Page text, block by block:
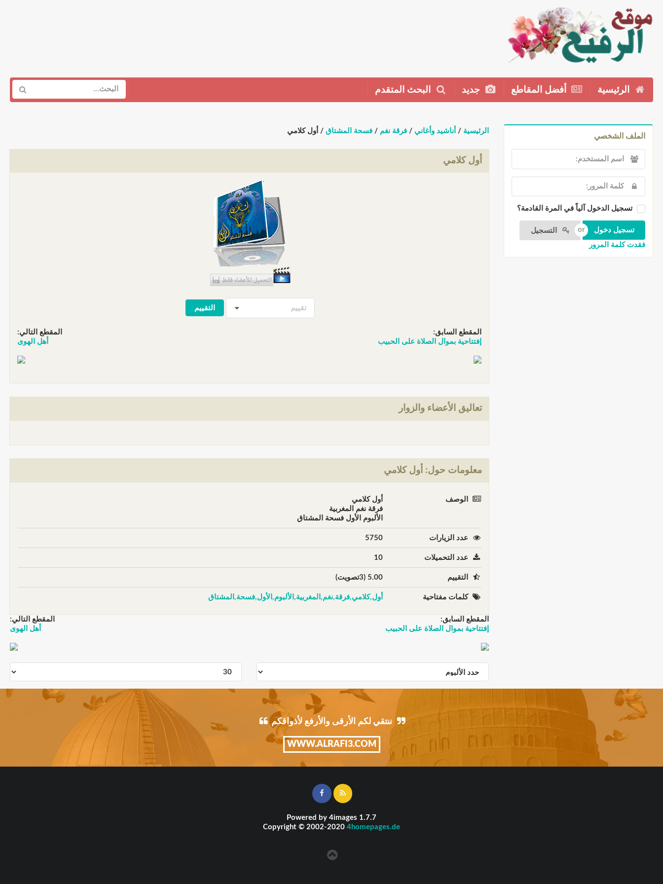
الرئيسية أفضل المقاطع جديد البحث المتقدم
الملف الشخصي
تسجيل الدخول آلياً في المرة القادمة؟
التسجيل
فقدت كلمة المرور
الرئيسية / أناشيد وأغاني /فرقة نغم /فسحة المشتاق / أول كلامي
أول كلامي
تقييم
المقطع السابق:
إفتتاحية بموال الصلاة على الحبيب
المقطع التالي:
أهل الهوى
تعاليق الأعضاء والزوار
معلومات حول: أول كلامي
الوصف
أول كلامي
فرقة نغم المغربية
الألبوم الأول فسحة المشتاق
عدد الزيارات 5750
عدد التحميلات 10
التقييم 5.00 (3تصويت)
كلمات مفتاحية أول,كلامي,فرقة,نغم,المغربية,الألبوم,الأول,فسحة,المشتاق
المقطع السابق:
إفتتاحية بموال الصلاة على الحبيب
المقطع التالي:
أهل الهوى
ننتقي لكم الأرقى والأرفع لأذواقكم
WWW.ALRAFI3.COM
Powered by 4images 1.7.7
Copyright © 2002-2020 4homepages.de